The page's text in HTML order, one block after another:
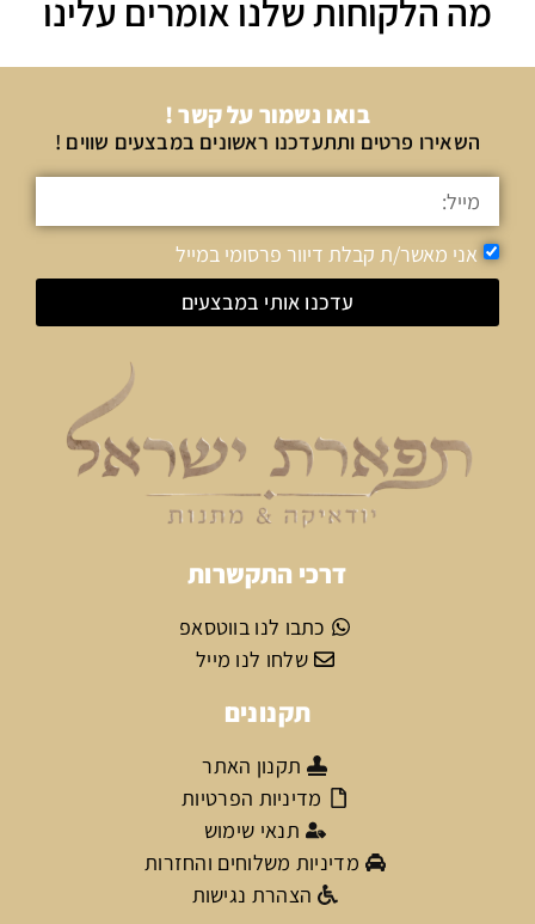
מה הלקוחות שלנו אומרים עלינו
בואו נשמור על קשר !
השאירו פרטים ותתעדכנו ראשונים במבצעים שווים !
אני מאשר/ת קבלת דיוור פרסומי במייל
עדכנו אותי במבצעים
דרכי התקשרות
כתבו לנו בווטסאפ
שלחו לנו מייל
תקנונים
תקנון האתר
מדיניות הפרטיות
תנאי שימוש
מדיניות משלוחים והחזרות
הצהרת נגישות